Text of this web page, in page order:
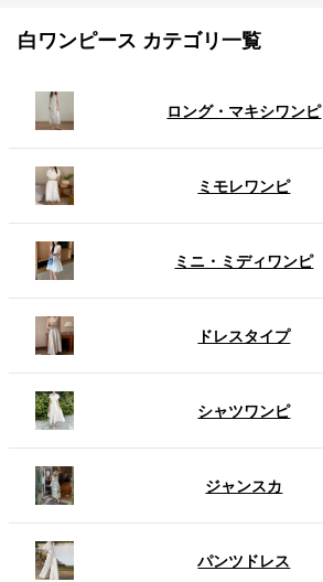
白ワンピース カテゴリ一覧
ロング・マキシワンピ
ミモレワンピ
ミニ・ミディワンピ
ドレスタイプ
シャツワンピ
ジャンスカ
パンツドレス